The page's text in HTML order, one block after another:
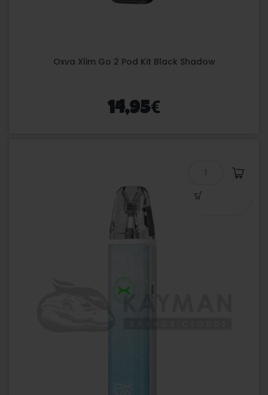
Oxva Xlim Go 2 Pod Kit Black Shadow
14,95€